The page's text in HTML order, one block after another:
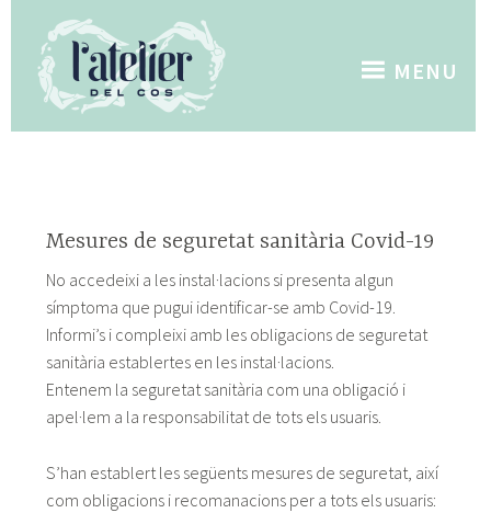
content
MENU
Mesures de seguretat sanitària Covid-19
No accedeixi a les instal·lacions si presenta algun
símptoma que pugui identificar-se amb Covid-19.
Informi’s i compleixi amb les obligacions de seguretat
sanitària establertes en les instal·lacions.
Entenem la seguretat sanitària com una obligació i
apel·lem a la responsabilitat de tots els usuaris.
S’han establert les següents mesures de seguretat, així
com obligacions i recomanacions per a tots els usuaris: